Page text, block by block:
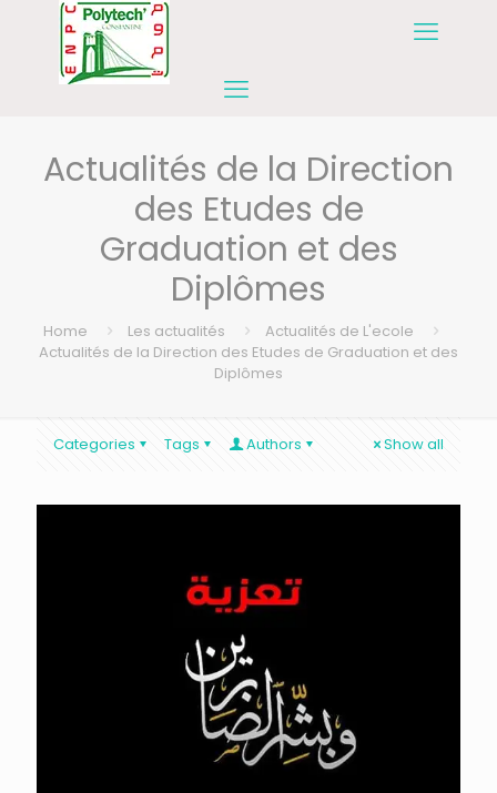
Actualités de la Direction
des Etudes de
Graduation et des
Diplômes
Home Les actualités
Actualités de L'ecole
Actualités de la Direction des Etudes de Graduation et des
Diplômes
Categories Tags Authors Show all